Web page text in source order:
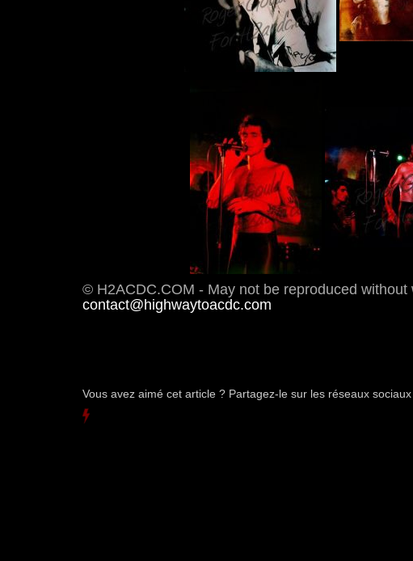
© H2ACDC.COM - May not be reproduced
contact@highwaytoacdc.com
Vous avez aimé cet article ? Partagez-le sur les réseaux